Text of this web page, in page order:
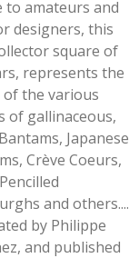
to amateurs and
designers, this
square of
represents the
the various
of gallinaceous,
Japanese
Crève Coeurs,
and others....
by Philippe
and published